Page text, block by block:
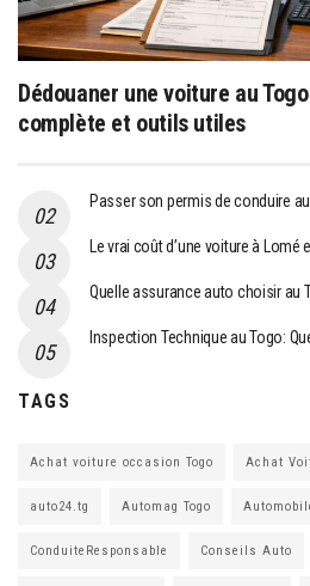
Dédouaner une voiture au
complète et outils utiles
Passer son permis de conduire
Le vrai coût d’une voiture à
Quelle assurance auto choisir au
Inspection Technique au Togo:
TAGS
Achat voiture occasion Togo Achat
auto24.tg Automag Togo
ConduiteResponsable Conseils Auto